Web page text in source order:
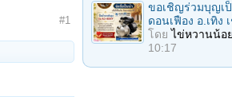
#1
ขอเชิญร่วมบุญเ
ดอนเฟือง อ.เทิง
โดยไข่หวานน้อย
10:17